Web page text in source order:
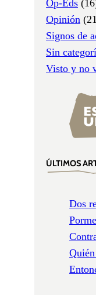
Op-Eds
Opinión
Signos de
Sin
Visto y no
ÚLTIMOS
Dos